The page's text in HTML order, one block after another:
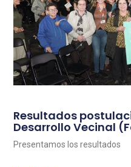
Resultados
Desarrollo Vecinal
Presentamos los resultados